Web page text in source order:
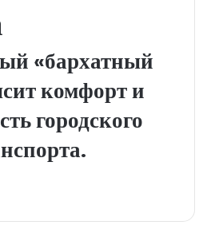
«бархатный
комфорт и
городского